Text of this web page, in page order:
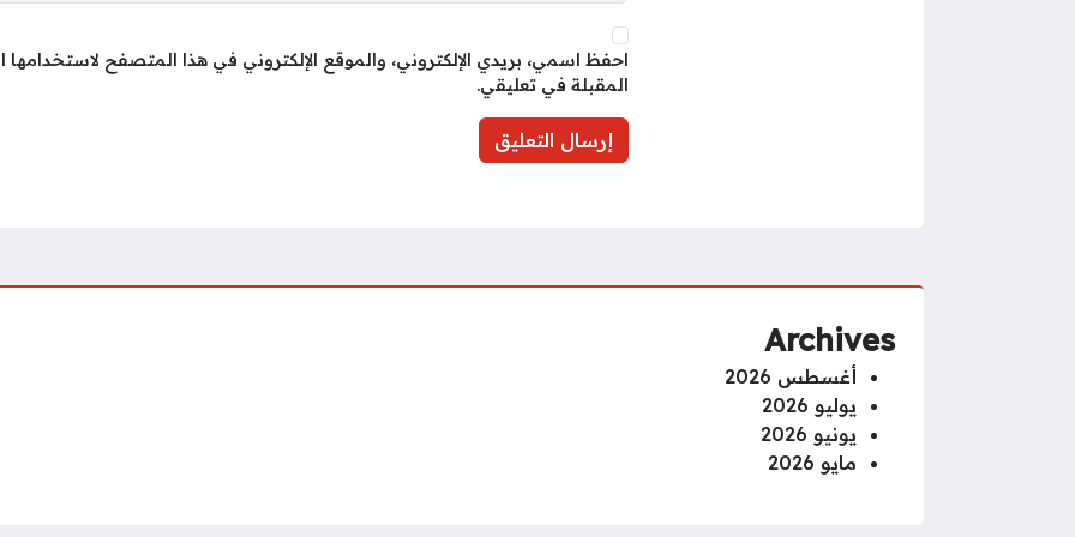
احفظ اسمي، بريدي الإلكتروني، والموقع الإلكتروني في هذا المتصفح لاستخدامها
المقبلة في تعليقي.
Archives
أغسطس 2026
يوليو 2026
يونيو 2026
مايو 2026